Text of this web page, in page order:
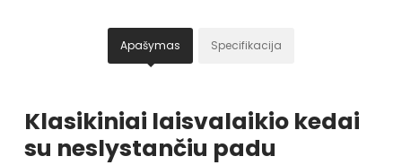
Apašymas Specifikacija
Klasikiniai laisvalaikio kedai
su neslystančiu padu